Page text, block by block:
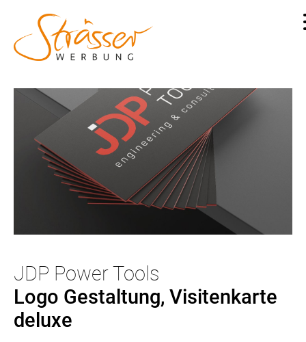
JDP Power Tools
Logo Gestaltung, Visitenkarte
deluxe